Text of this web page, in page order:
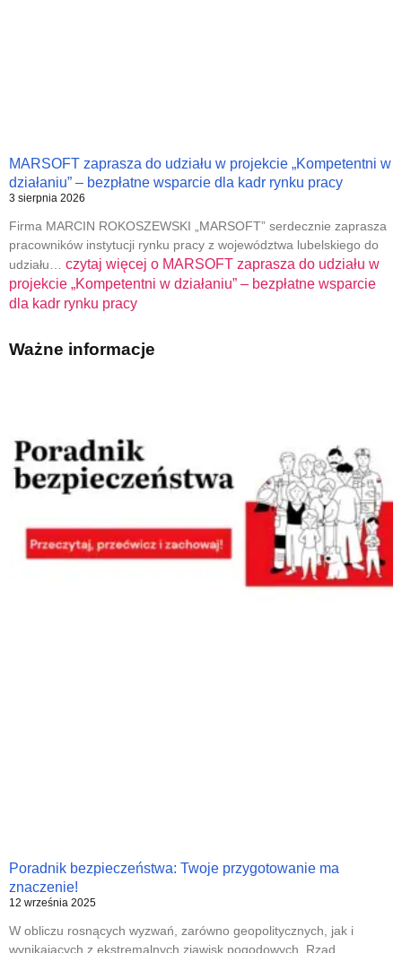
MARSOFT zaprasza do udziału w projekcie „Kompetentni w
działaniu” – bezpłatne wsparcie dla kadr rynku pracy
3 sierpnia 2026
Firma MARCIN ROKOSZEWSKI „MARSOFT” serdecznie zaprasza
pracowników instytucji rynku pracy z województwa lubelskiego do
udziału… czytaj więcej o MARSOFT zaprasza do udziału w
projekcie „Kompetentni w działaniu” – bezpłatne wsparcie
dla kadr rynku pracy
Ważne informacje
Poradnik bezpieczeństwa: Twoje przygotowanie ma
znaczenie!
12 września 2025
W obliczu rosnących wyzwań, zarówno geopolitycznych, jak i
wynikających z ekstremalnych zjawisk pogodowych, Rząd